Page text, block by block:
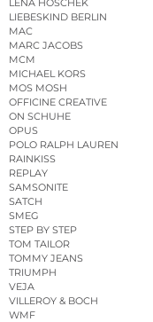
LIEBESKIND BERLIN
MAC
MARC JACOBS
MCM
MICHAEL KORS
MOS MOSH
OFFICINE CREATIVE
ON SCHUHE
OPUS
POLO RALPH LAUREN
RAINKISS
REPLAY
SAMSONITE
SATCH
SMEG
STEP BY STEP
TOM TAILOR
TOMMY JEANS
TRIUMPH
VEJA
VILLEROY & BOCH
WMF